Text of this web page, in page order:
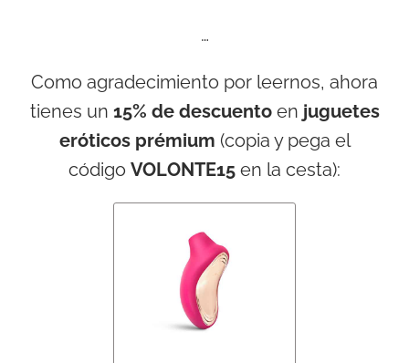
…
Como agradecimiento por leernos, ahora
tienes un 15% de descuentoen juguetes
eróticos prémium (copia y pega el
código VOLONTE15 en la cesta):